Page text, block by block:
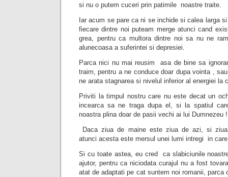
si nu o putem cuceri prin patimile noastre traite.
Iar acum se pare ca ni se inchide si calea larga
fiecare dintre noi puteam merge atunci cand
grea, pentru ca multora dintre noi sa nu ne
alunecoasa a suferintei si depresiei.
Parca nici nu mai reusim asa de bine sa
traim, pentru a ne conduce doar dupa vointa ,
ne arata stagnarea si nivelul inferior al energiei la
Priviti la timpul nostru care nu este decat un
incearca sa ne traga dupa el, si la spatiul
noastra plina doar de pasii vechi ai lui Dumnezeu !
Daca ziua de maine este ziua de azi, si
atunci acesta este mersul unei lumi intregi in
Si cu toate astea, eu cred ca slabiciunile
ajutor, pentru ca niciodata curajul nu a fost
atat de adaptati pe cat suntem noi romanii, parca